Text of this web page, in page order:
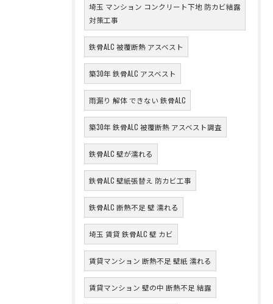
埼玉 マンション コンクリート下地 防カビ結露
対策工事
鉄骨ALC 被覆断熱 アスベスト
築30年 鉄骨ALC アスベスト
雨漏り 解体 できない 鉄骨ALC
築30年 鉄骨ALC 被覆断熱 アスベスト調査
鉄骨ALC 壁が濡れる
鉄骨ALC 壁紙張替え 防カビ工事
鉄骨ALC 断熱不足 壁 濡れる
埼玉 賃貸 鉄骨ALC 壁 カビ
賃貸マンション 断熱不足 壁紙 濡れる
賃貸マンション 壁の中 断熱不足 結露